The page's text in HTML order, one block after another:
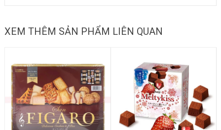
XEM THÊM SẢN PHẨM LIÊN QUAN